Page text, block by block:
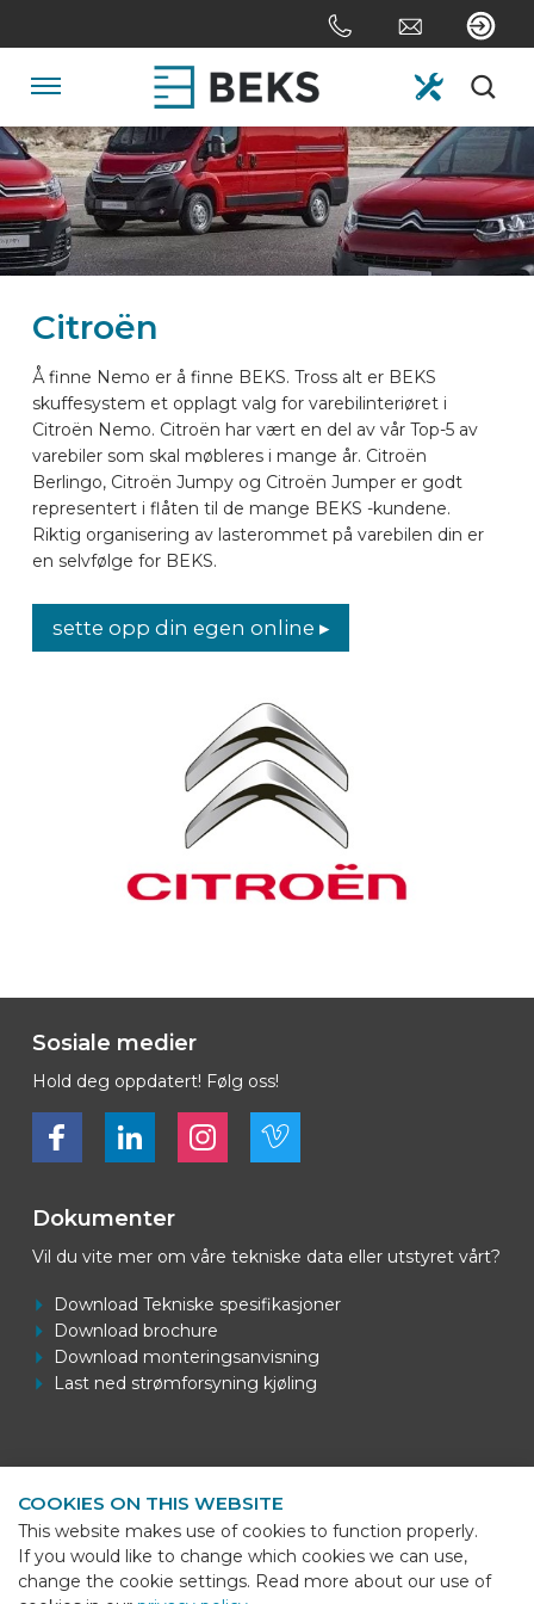
to
content
Jump
to
the
navigation
HOME
OM OSS
SYSTEMER
SKREDDERSYDD
SEKTORER
BILMERKER
KONTAKT
KJØRETØYUTSTYR ONLINE
Citroën
Å finne Nemo er å finne BEKS. Tross alt er BEKS
skuffesystem et opplagt valg for varebilinteriøret i
Citroën Nemo. Citroën har vært en del av vår Top-5 av
varebiler som skal møbleres i mange år. Citroën
Berlingo, Citroën Jumpy og Citroën Jumper er godt
representert i flåten til de mange BEKS -kundene.
Riktig organisering av lasterommet på varebilen din er
en selvfølge for BEKS.
sette opp din egen online ▸
Sosiale medier
Hold deg oppdatert! Følg oss!
Bekijk ons op FacebookBekijk ons op LinkedInBekijk ons op LinkedInBekijk ons op Vimeo
Dokumenter
Vil du vite mer om våre tekniske data eller utstyret vårt?
Download Tekniske spesifikasjoner
Download brochure
Download monteringsanvisning
Last ned strømforsyning kjøling
BEKS Systems
Meerheide 58
5521 DZ Eersel
COOKIES ON THIS WEBSITE
This website makes use of cookies to function properly.
If you would like to change which cookies we can use,
change the cookie settings. Read more about our use of